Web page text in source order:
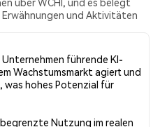
Erwähnungen und Aktivitäten
allen sozialen Medien Bullish.
über WCHI
15.00% der Tweets eine
5.00% der Tweets mit einer
der Tweets waren
basieren auf 20
führende KI-
Wachstumsmarkt agiert und
hohes Potenzial für
Nutzung im realen